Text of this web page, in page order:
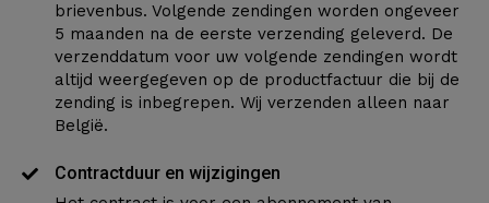
brievenbus. Volgende zendingen worden ongeveer
5 maanden na de eerste verzending geleverd. De
verzenddatum voor uw volgende zendingen wordt
altijd weergegeven op de productfactuur die bij de
zending is inbegrepen. Wij verzenden alleen naar
België.
Contractduur en wijzigingen